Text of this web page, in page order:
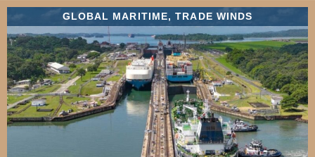
GLOBAL MARITIME,TRADE WINDS